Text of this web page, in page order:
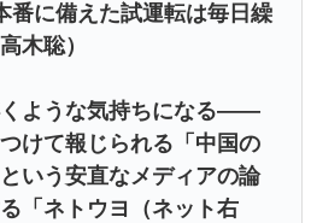
番に備えた試運転は毎日繰
木聡）
ような気持ちになる――
けて報じられる「中国の
いう安直なメディアの論
「ネトウヨ（ネット右